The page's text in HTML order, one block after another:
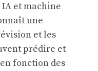
IA et machine
une
et les
prédire et
fonction des